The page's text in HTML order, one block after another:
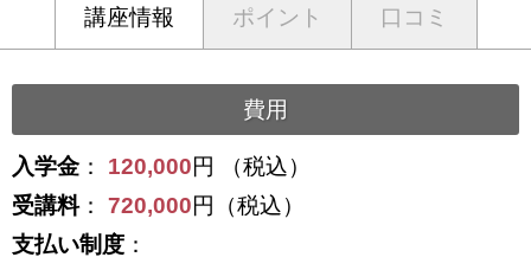
講座情報 ポイント 口コミ
費用
入学金 ： 120,000円 （税込）
受講料： 720,000円（税込）
支払い制度 ：